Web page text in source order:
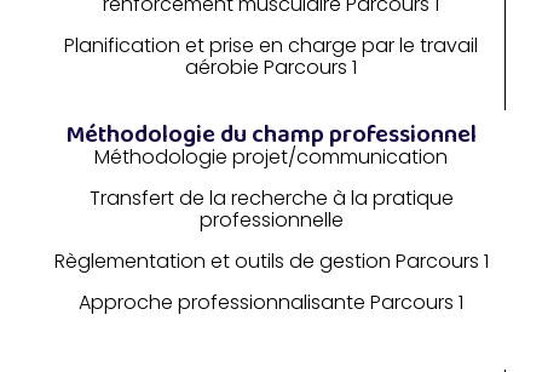
Planification et prise en charge par le travail
aérobie Parcours 1
Méthodologie du champ professionnel
Méthodologie projet/communication
Transfert de la recherche à la pratique
professionnelle
Règlementation et outils de gestion Parcours 1
Approche professionnalisante Parcours 1